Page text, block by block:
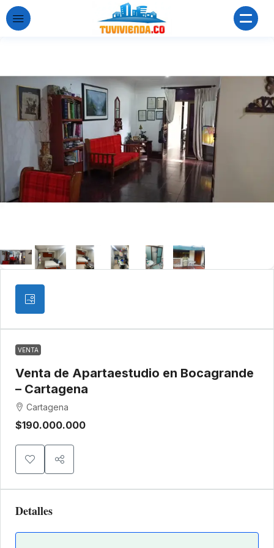
VENTA
Venta de Apartaestudio en Bocagrande
– Cartagena
Cartagena
$190.000.000
Detalles